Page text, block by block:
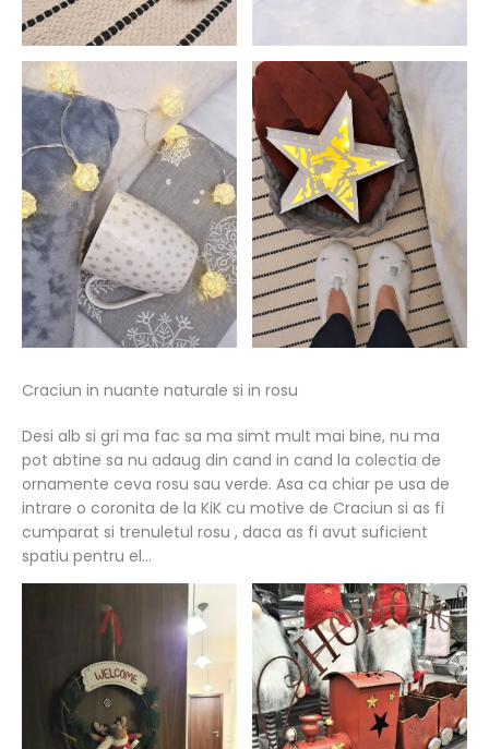
Craciun in nuante naturale si in rosu
Desi alb si gri ma fac sa ma simt mult mai bine, nu ma
pot abtine sa nu adaug din cand in cand la colectia de
ornamente ceva rosu sau verde. Asa ca chiar pe usa de
intrare o coronita de la KiK cu motive de Craciun si as fi
cumparat si trenuletul rosu , daca as fi avut suficient
spatiu pentru el…